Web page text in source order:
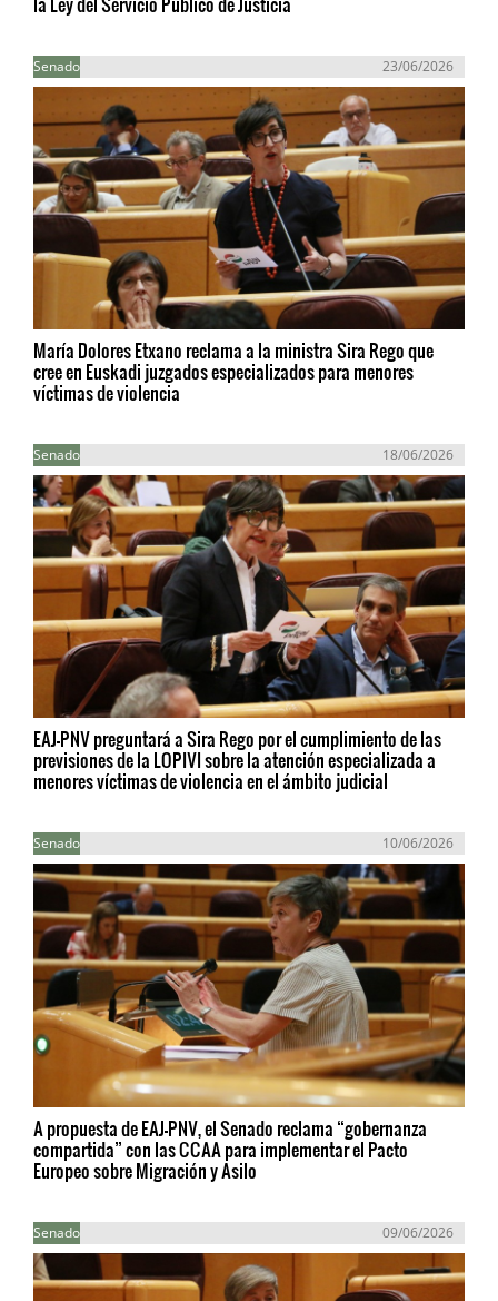
Senado 23/06/2026
María Dolores Etxano reclama a la ministra Sira Rego que
cree en Euskadi juzgados especializados para menores
víctimas de violencia
Senado 18/06/2026
EAJ-PNV preguntará a Sira Rego por el cumplimiento de las
previsiones de la LOPIVI sobre la atención especializada a
menores víctimas de violencia en el ámbito judicial
Senado 10/06/2026
A propuesta de EAJ-PNV, el Senado reclama “gobernanza
compartida” con las CCAA para implementar el Pacto
Europeo sobre Migración y Asilo
Senado 09/06/2026